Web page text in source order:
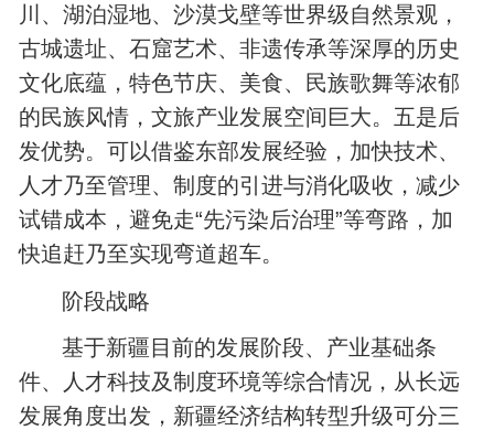
川、湖泊湿地、沙漠戈壁等世界级自然景观，
古城遗址、石窟艺术、非遗传承等深厚的历史
文化底蕴，特色节庆、美食、民族歌舞等浓郁
的民族风情，文旅产业发展空间巨大。五是后
发优势。可以借鉴东部发展经验，加快技术、
人才乃至管理、制度的引进与消化吸收，减少
试错成本，避免走“先污染后治理”等弯路，加
快追赶乃至实现弯道超车。
阶段战略
基于新疆目前的发展阶段、产业基础条
件、人才科技及制度环境等综合情况，从长远
发展角度出发，新疆经济结构转型升级可分三